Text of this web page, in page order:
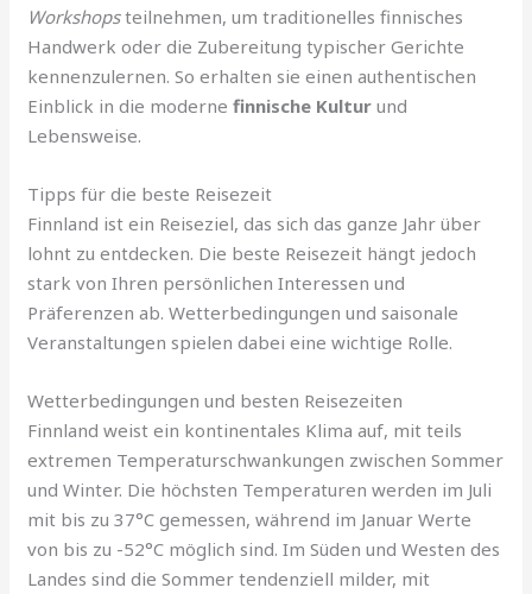
Workshopsteilnehmen, um traditionelles finnisches
Handwerk oder die Zubereitung typischer Gerichte
kennenzulernen. So erhalten sie einen authentischen
Einblick in die modernefinnische Kultur und
Lebensweise.
Tipps für die beste Reisezeit
Finnland ist ein Reiseziel, das sich das ganze Jahr über
lohnt zu entdecken. Die beste Reisezeit hängt jedoch
stark von Ihren persönlichen Interessen und
Präferenzen ab. Wetterbedingungen und saisonale
Veranstaltungen spielen dabei eine wichtige Rolle.
Wetterbedingungen und besten Reisezeiten
Finnland weist ein kontinentales Klima auf, mit teils
extremen Temperaturschwankungen zwischen Sommer
und Winter. Die höchsten Temperaturen werden im Juli
mit bis zu 37°C gemessen, während im Januar Werte
von bis zu -52°C möglich sind. Im Süden und Westen des
Landes sind die Sommer tendenziell milder, mit